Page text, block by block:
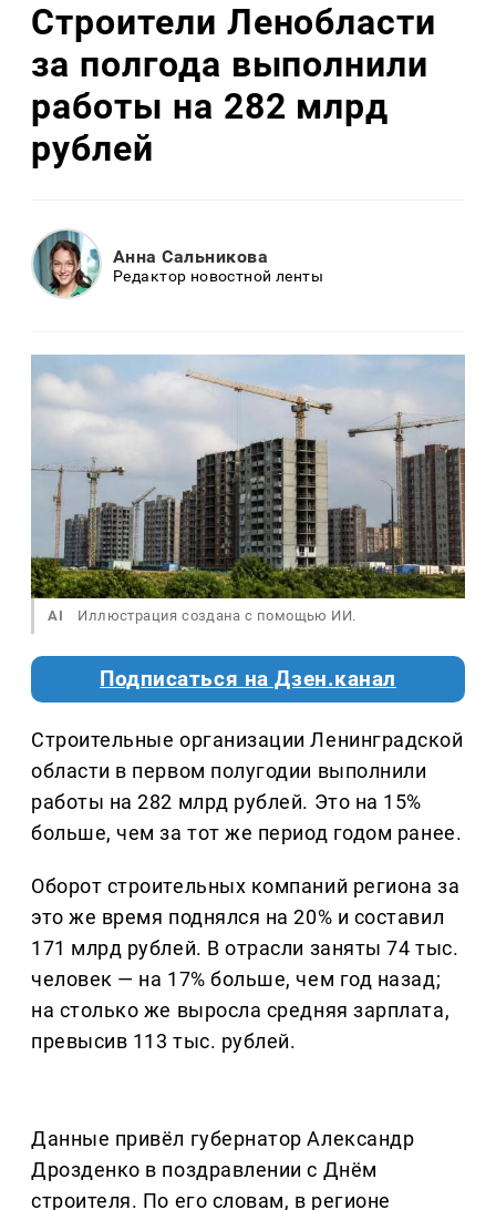
Строители Ленобласти
за полгода выполнили
работы на 282 млрд
рублей
Анна Сальникова
Редактор новостной ленты
AI Иллюстрация создана с помощью ИИ.
Подписаться на Дзен.канал
Строительные организации Ленинградской
области в первом полугодии выполнили
работы на 282 млрд рублей. Это на 15%
больше, чем за тот же период годом ранее.
Оборот строительных компаний региона за
это же время поднялся на 20% и составил
171 млрд рублей. В отрасли заняты 74 тыс.
человек — на 17% больше, чем год назад;
на столько же выросла средняя зарплата,
превысив 113 тыс. рублей.
Данные привёл губернатор Александр
Дрозденко в поздравлении с Днём
строителя. По его словам, в регионе